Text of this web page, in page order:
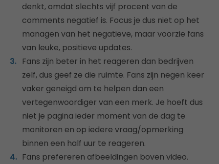
denkt, omdat slechts vijf procent van de
comments negatief is. Focus je dus niet op het
managen van het negatieve, maar voorzie fans
van leuke, positieve updates.
Fans zijn beter in het reageren dan bedrijven
zelf, dus geef ze die ruimte. Fans zijn negen keer
vaker geneigd om te helpen dan een
vertegenwoordiger van een merk. Je hoeft dus
niet je pagina ieder moment van de dag te
monitoren en op iedere vraag/opmerking
binnen een half uur te reageren.
Fans prefereren afbeeldingen boven video.